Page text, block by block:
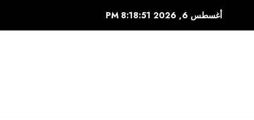
أغسطس 6, 2026 8:18:51 PM